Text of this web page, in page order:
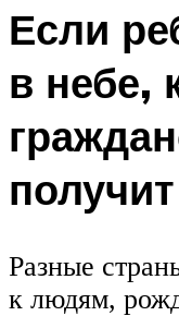
Если
в небе,
получит
Разные
к людям,